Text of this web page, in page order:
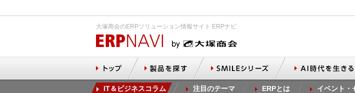
大塚商会のERPソリューション情報サイト ERPナビ
IT＆ビジネスコラム 注目のテーマ ERPとは イベント・